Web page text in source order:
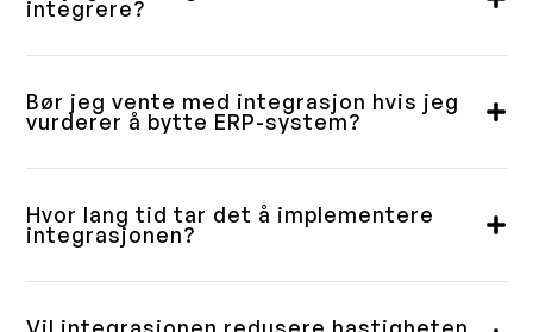
integrere?
Nei, vi leverer integrasjoner til små, mellomstore
løsning, andre trenger bare en enkel
til ditt behov.
Bør jeg vente med integrasjon hvis jeg
vurderer å bytte ERP-system?
Våre integrasjoner er bygget med fleksibilitet i
tankene. Selv om et ERP-bytte kan ta tid, er
løsningen vår laget slik at ERP-delen enkelt kan
Hvor lang tid tar det å implementere
integrasjonen?
Dette avhenger av løsningens kompleksitet og